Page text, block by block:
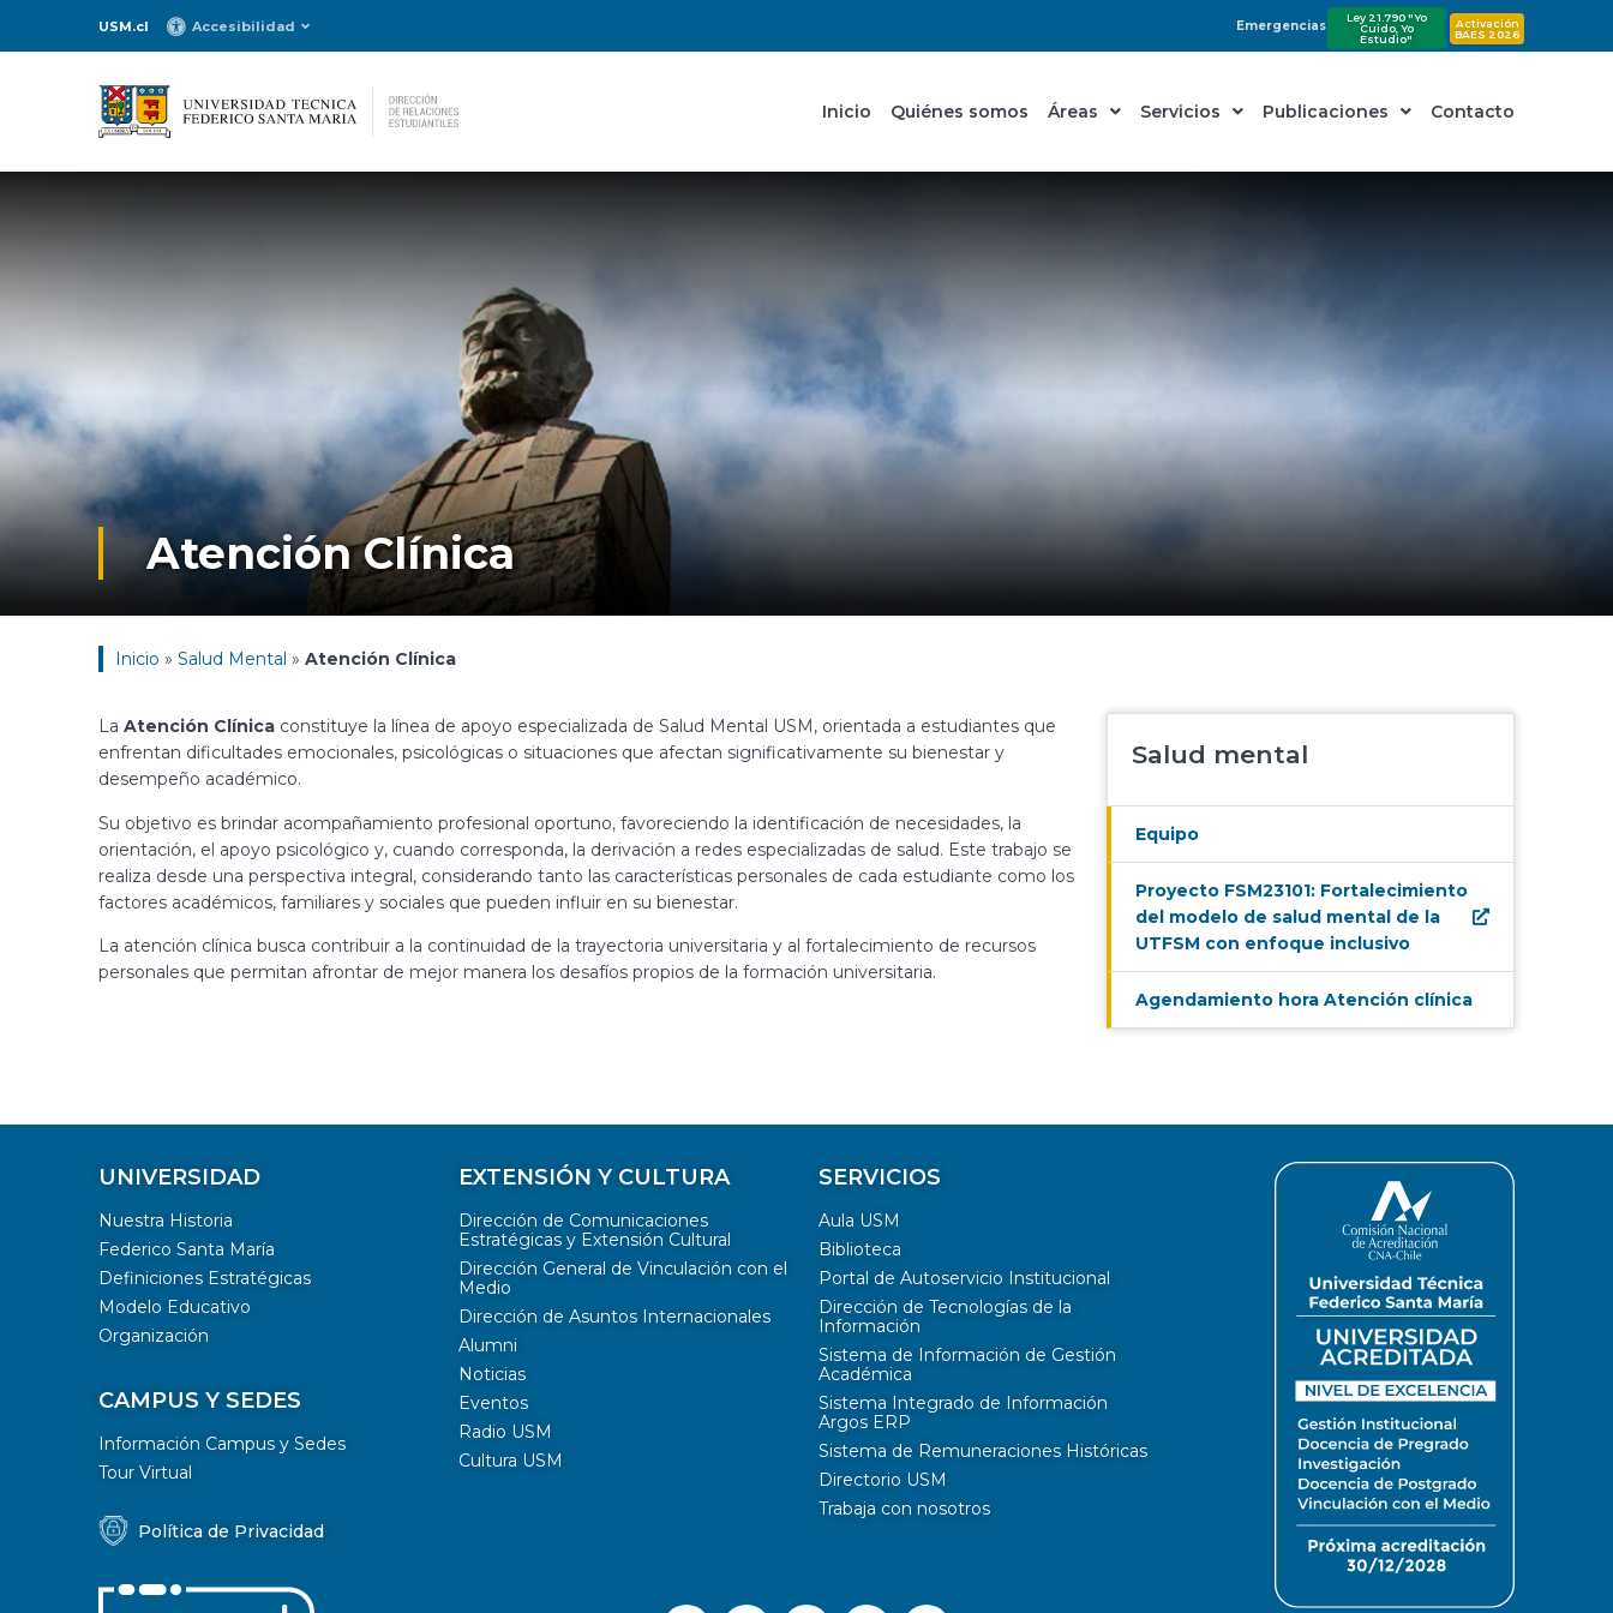
USM.cl Accesibilidad Emergencias
Ley 21.790 "Yo
Cuido, Yo
Estudio"
Activación
BAES 2026
Inicio Quiénes somos Áreas Servicios Publicaciones Contacto
Atención Clínica
Inicio » Salud Mental » Atención Clínica
La Atención Clínica constituye la línea de apoyo especializada de Salud Mental USM, orientada a estudiantes que
enfrentan dificultades emocionales, psicológicas o situaciones que afectan significativamente su bienestar y
desempeño académico.
Su objetivo es brindar acompañamiento profesional oportuno, favoreciendo la identificación de necesidades, la
orientación, el apoyo psicológico y, cuando corresponda, la derivación a redes especializadas de salud. Este trabajo se
realiza desde una perspectiva integral, considerando tanto las características personales de cada estudiante como los
factores académicos, familiares y sociales que pueden influir en su bienestar.
La atención clínica busca contribuir a la continuidad de la trayectoria universitaria y al fortalecimiento de recursos
personales que permitan afrontar de mejor manera los desafíos propios de la formación universitaria.
Salud mental
Equipo
Proyecto FSM23101: Fortalecimiento
del modelo de salud mental de la
UTFSM con enfoque inclusivo
Agendamiento hora Atención clínica
UNIVERSIDAD
Nuestra Historia
Federico Santa María
Definiciones Estratégicas
Modelo Educativo
Organización
CAMPUS Y SEDES
Información Campus y Sedes
Tour Virtual
Política de Privacidad
EXTENSIÓN Y CULTURA
Dirección de Comunicaciones
Estratégicas y Extensión Cultural
Dirección General de Vinculación con el
Medio
Dirección de Asuntos Internacionales
Alumni
Noticias
Eventos
Radio USM
Cultura USM
SERVICIOS
Aula USM
Biblioteca
Portal de Autoservicio Institucional
Dirección de Tecnologías de la
Información
Sistema de Información de Gestión
Académica
Sistema Integrado de Información
Argos ERP
Sistema de Remuneraciones Históricas
Directorio USM
Trabaja con nosotros